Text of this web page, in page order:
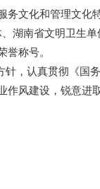
文化和管理文化
湖南省文明卫生
称号。
，认真贯彻《国
作风建设，锐意进